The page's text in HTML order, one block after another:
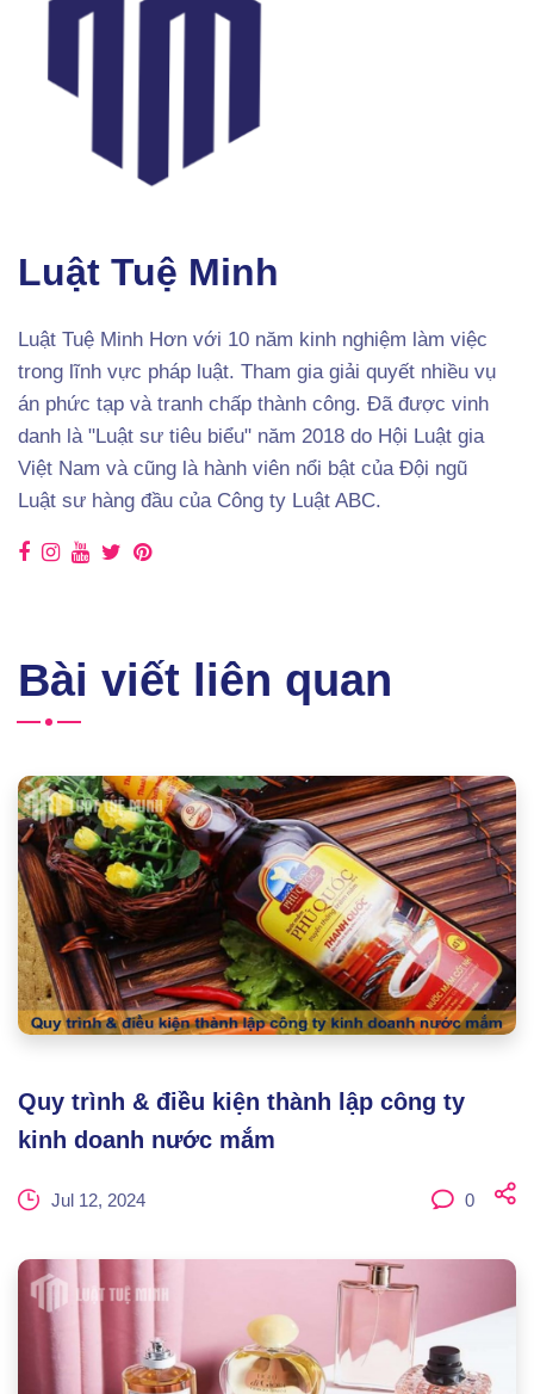
Luật Tuệ Minh
Luật Tuệ Minh Hơn với 10 năm kinh nghiệm làm việc
trong lĩnh vực pháp luật. Tham gia giải quyết nhiều vụ
án phức tạp và tranh chấp thành công. Đã được vinh
danh là "Luật sư tiêu biểu" năm 2018 do Hội Luật gia
Việt Nam và cũng là hành viên nổi bật của Đội ngũ
Luật sư hàng đầu của Công ty Luật ABC.
Bài viết liên quan
Quy trình & điều kiện thành lập công ty
kinh doanh nước mắm
Jul 12, 2024 0